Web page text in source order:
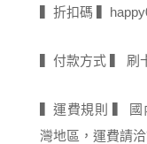
▍折扣碼
▍付款方式 ▍ 刷
▍運費規則 ▍ 國
灣地區，運費請